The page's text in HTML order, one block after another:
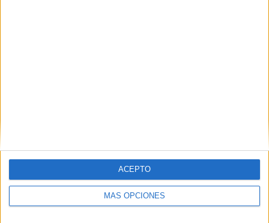
MÁS OPCIONES
ACEPTO
email